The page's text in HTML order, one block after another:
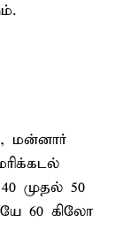
மன்னார்
முதல் 50
60 கிலோ